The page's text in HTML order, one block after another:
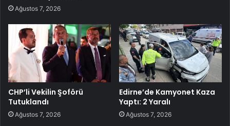
Ağustos 7, 2026
CHP’li Vekilin Şoförü
Tutuklandı
Ağustos 7, 2026
Edirne’de Kamyonet Kaza
Yaptı: 2 Yaralı
Ağustos 7, 2026